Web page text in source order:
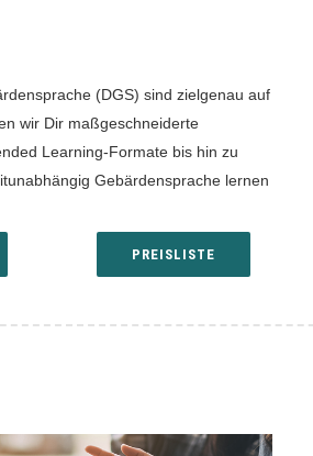
(DGS) sind zielgenau auf
wir Dir maßgeschneiderte
Learning-Formate bis hin zu
Gebärdensprache lernen
PREISLISTE